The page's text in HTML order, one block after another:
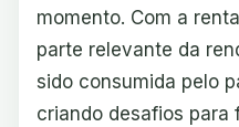
momento. Com a
parte relevante da
sido consumida pelo
criando desafios para